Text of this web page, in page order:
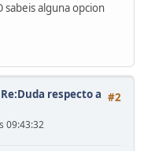
sabeis alguna opcion
#2
Re:Duda respecto a
09:43:32